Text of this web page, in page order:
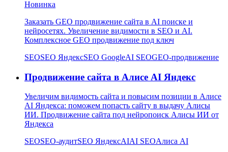
Новинка
Заказать GEO продвижение сайта в AI поиске и
нейросетях. Увеличение видимости в SEO и AI.
Комплексное GEO продвижение под ключ
SEOSEO ЯндексSEO GoogleAI SEOGEO-продвижение
Продвижение сайта в Алисе AI Яндекс
Увеличим видимость сайта и повысим позиции в Алисе
AI Яндекса: поможем попасть сайту в выдачу Алисы
ИИ. Продвижение сайта под нейропоиск Алисы ИИ от
Яндекса
SEOSEO-аудитSEO ЯндексAIAI SEOАлиса AI